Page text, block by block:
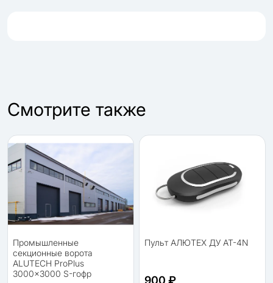
Cмотрите также
Промышленные
секционные ворота
ALUTECH ProPlus
3000×3000 S-гофр
Пульт АЛЮТЕХ ДУ AT-4N